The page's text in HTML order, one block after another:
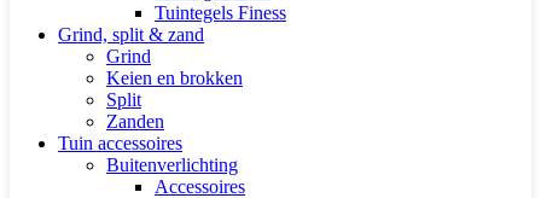
Tuintegels Finess
Grind, split & zand
Grind
Keien en brokken
Split
Zanden
Tuin accessoires
Buitenverlichting
Accessoires